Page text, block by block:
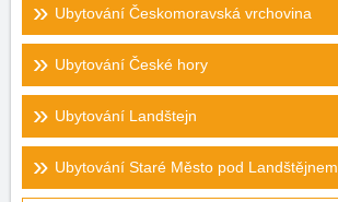
Ubytování Českomoravská vrchovina
Ubytování České hory
Ubytování Landštejn
Ubytování Staré Město pod Landštějnem